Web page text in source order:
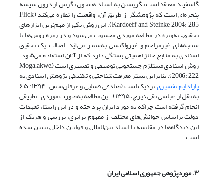
گاسفیلد معتقد است نگریستن به اسناد همچون نگرش از درون شیشه
پنجره‌ای است که پژوهشگر از طریق آن، واقعیت را نظاره می‌کند (Flick,
Kardoeff and Steinke, 2004: 285). این روش یکی از مهم‌ترین ابزار‌های
تحقیق، به‌ویژه در مطالعه موردی محسوب می‌شود و در زمره روش‌ها یا
سنجه‌های غیر‌مزاحم و غیرواکنشی به‌شمار می‌آید. اصالت یک تحقیق
اسنادی به منابع حائز اهمیتی بستگی دارد که از آنان استفاده می‌شود.
روش اسنادی مستلزم جستجویی توصیفی و تفسیری است (Mogalakwe,
2006: 222). بنابراین بستر معرفت‌شناختی و تکنیکی پژوهش اسنادی به
پارادایم تفسیری نزدیک است (صادقی فسایی و عرفان‌منش، ۱۳۹۴: ۶۵
به نقل از عباسی تقی دیزج، ۱۳۹۵). این مطالعه به‌صورت موردی ـ تطبیقی
انجام گرفته است چراکه به مورد ایران پرداخته و در این راستا، تعهدات
دولت براساس خوانش‌های مختلف از مفهوم برابری، بررسی و هریک از
این دیدگاه‌ها در مقایسه با اسناد بین‌المللی و قوانین داخلی تبیین شده
است.
۳. موردپژوهی جمهوری اسلامی ایران